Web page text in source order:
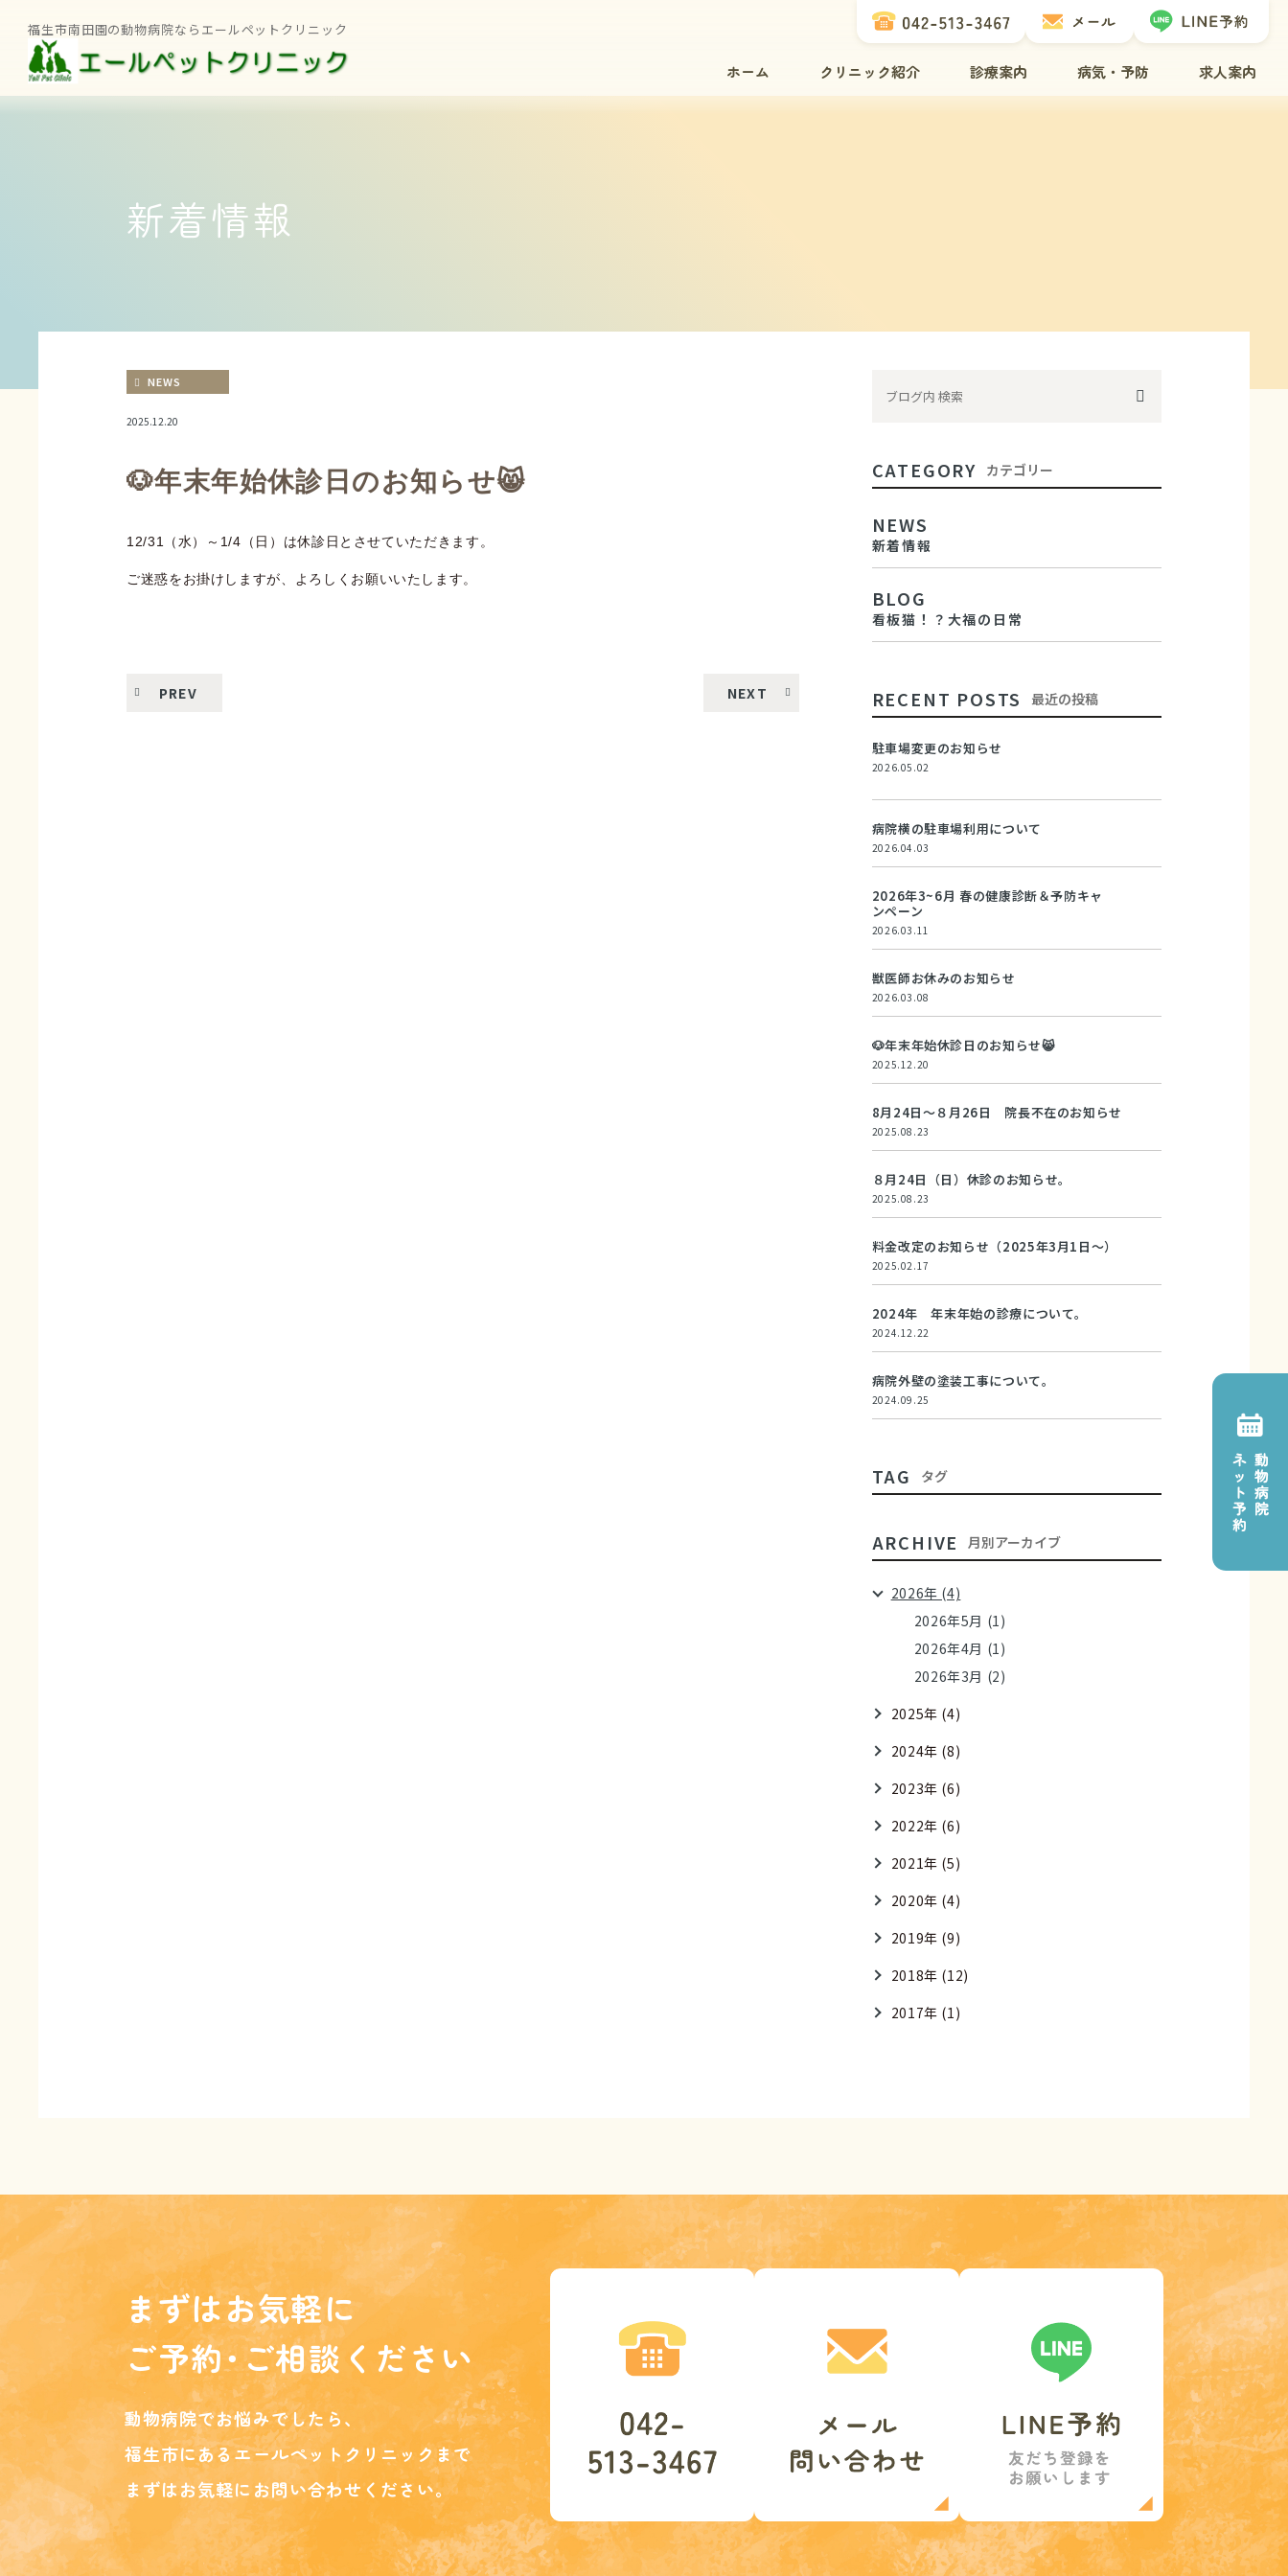
福生市南田園の動物病院ならエールペットクリニック
ホーム クリニック紹介 診療案内 病気・予防 求人案内
新着情報
NEWS
2025.12.20
🐶年末年始休診日のお知らせ😸
12/31（水）～1/4（日）は休診日とさせていただきます。
ご迷惑をお掛けしますが、よろしくお願いいたします。
PREV NEXT
CATEGORY カテゴリー
NEWS
新着情報
BLOG
看板猫！？大福の日常
RECENT POSTS 最近の投稿
駐車場変更のお知らせ
2026.05.02
病院横の駐車場利用について
2026.04.03
2026年3~6月 春の健康診断＆予防キャ
ンペーン
2026.03.11
獣医師お休みのお知らせ
2026.03.08
🐶年末年始休診日のお知らせ😸
2025.12.20
8月24日～８月26日 院長不在のお知らせ
2025.08.23
８月24日（日）休診のお知らせ。
2025.08.23
料金改定のお知らせ（2025年3月1日～）
2025.02.17
2024年 年末年始の診療について。
2024.12.22
病院外壁の塗装工事について。
2024.09.25
TAG タグ
ARCHIVE 月別アーカイブ
2026年 (4)
2026年5月 (1)
2026年4月 (1)
2026年3月 (2)
2025年 (4)
2024年 (8)
2023年 (6)
2022年 (6)
2021年 (5)
2020年 (4)
2019年 (9)
2018年 (12)
2017年 (1)
まずはお気軽に
ご予約･ご相談ください
動物病院でお悩みでしたら、
福生市にあるエールペットクリニックまで
まずはお気軽にお問い合わせください。